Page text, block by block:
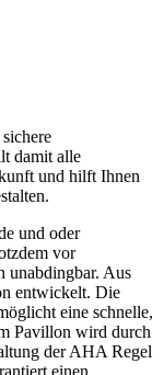
damit alle
und hilft Ihnen
und oder
vor
unabdingbar. Aus
entwickelt. Die
eine schnelle,
Pavillon wird durch
der AHA Regel
einen